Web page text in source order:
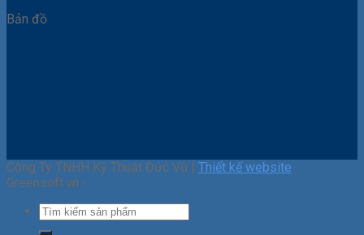
Bản đồ
Công Ty TNHH Kỹ Thuật Đức Vũ | Thiết kế website
Greensoft.vn -